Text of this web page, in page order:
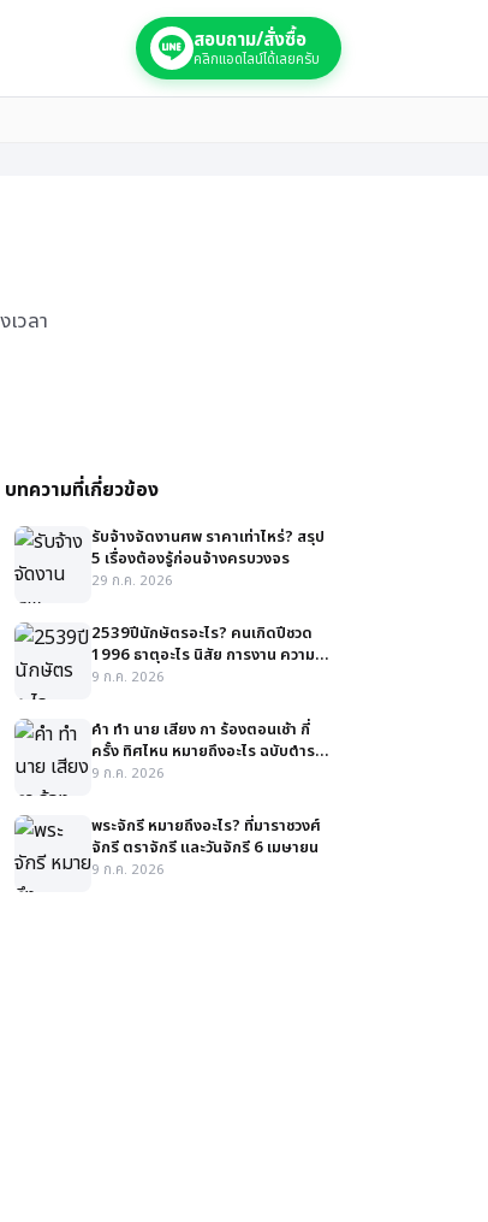
สอบถาม/สั่งซื้อ
คลิกแอดไลน์ได้เลยครับ
วลา
บทความที่เกี่ยวข้อง
รับจ้างจัดงานศพ ราคาเท่าไหร่? สรุป
5 เรื่องต้องรู้ก่อนจ้างครบวงจร
29 ก.ค. 2026
2539ปีนักษัตรอะไร? คนเกิดปีชวด
1996 ธาตุอะไร นิสัย การงาน ความ
รัก สีมงคล
9 ก.ค. 2026
คํา ทํา นาย เสียง กา ร้องตอนเช้า กี่
ครั้ง ทิศไหน หมายถึงอะไร ฉบับตำรา
ละเอียด
9 ก.ค. 2026
พระจักรี หมายถึงอะไร? ที่มาราชวงศ์
จักรี ตราจักรี และวันจักรี 6 เมษายน
9 ก.ค. 2026